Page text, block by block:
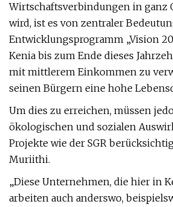
Wirtschaftsverbindungen in ganz
wird, ist es von zentraler
Entwicklungsprogramm „Vision
Kenia bis zum Ende dieses
mit mittlerem Einkommen zu
seinen Bürgern eine hohe
Um dies zu erreichen, müssen
ökologischen und sozialen
Projekte wie der SGR
Muriithi.
„Diese Unternehmen, die hier in
arbeiten auch anderswo,